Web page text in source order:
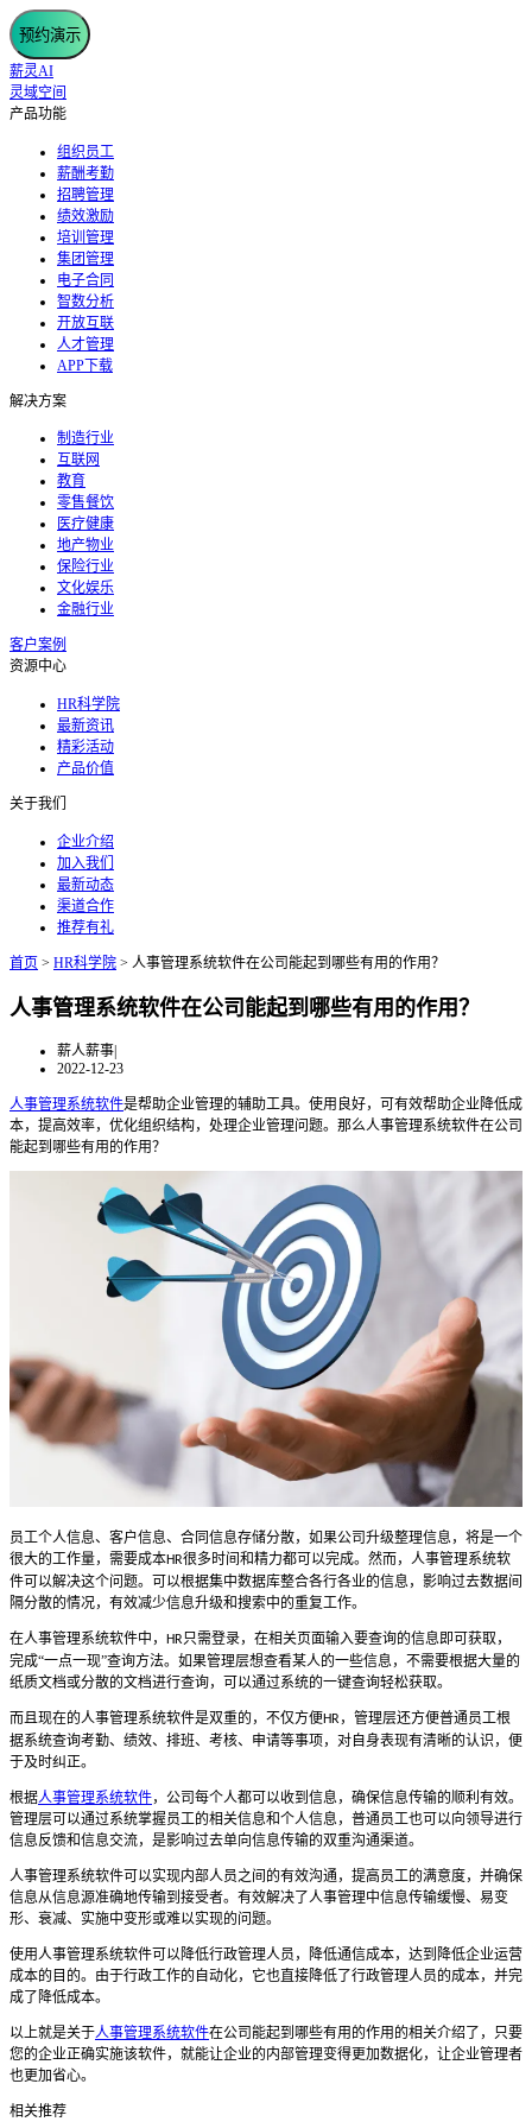
预约演示
薪灵AI
灵域空间
产品功能
组织员工
薪酬考勤
招聘管理
绩效激励
培训管理
集团管理
电子合同
智数分析
开放互联
人才管理
APP下载
解决方案
制造行业
互联网
教育
零售餐饮
医疗健康
地产物业
保险行业
文化娱乐
金融行业
客户案例
资源中心
HR科学院
最新资讯
精彩活动
产品价值
关于我们
企业介绍
加入我们
最新动态
渠道合作
推荐有礼
首页 > HR科学院 > 人事管理系统软件在公司能起到哪些有用的作用？
人事管理系统软件在公司能起到哪些有用的作用？
薪人薪事|
2022-12-23
人事管理系统软件是帮助企业管理的辅助工具。使用良好，可有效帮助企业降低成
本，提高效率，优化组织结构，处理企业管理问题。那么人事管理系统软件在公司
能起到哪些有用的作用？
员工个人信息、客户信息、合同信息存储分散，如果公司升级整理信息，将是一个
很大的工作量，需要成本HR很多时间和精力都可以完成。然而，人事管理系统软
件可以解决这个问题。可以根据集中数据库整合各行各业的信息，影响过去数据间
隔分散的情况，有效减少信息升级和搜索中的重复工作。
在人事管理系统软件中， HR只需登录，在相关页面输入要查询的信息即可获取，
完成“一点一现”查询方法。如果管理层想查看某人的一些信息，不需要根据大量的
纸质文档或分散的文档进行查询，可以通过系统的一键查询轻松获取。
而且现在的人事管理系统软件是双重的，不仅方便 HR ，管理层还方便普通员工根
据系统查询考勤、绩效、排班、考核、申请等事项，对自身表现有清晰的认识，便
于及时纠正。
根据人事管理系统软件，公司每个人都可以收到信息，确保信息传输的顺利有效。
管理层可以通过系统掌握员工的相关信息和个人信息，普通员工也可以向领导进行
信息反馈和信息交流，是影响过去单向信息传输的双重沟通渠道。
人事管理系统软件可以实现内部人员之间的有效沟通，提高员工的满意度，并确保
信息从信息源准确地传输到接受者。有效解决了人事管理中信息传输缓慢、易变
形、衰减、实施中变形或难以实现的问题。
使用人事管理系统软件可以降低行政管理人员，降低通信成本，达到降低企业运营
成本的目的。由于行政工作的自动化，它也直接降低了行政管理人员的成本，并完
成了降低成本。
以上就是关于人事管理系统软件在公司能起到哪些有用的作用的相关介绍了，只要
您的企业正确实施该软件，就能让企业的内部管理变得更加数据化，让企业管理者
也更加省心。
相关推荐